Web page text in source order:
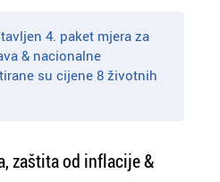
4. paket mjera za
& nacionalne
su cijene 8 životnih
zaštita od inflacije &